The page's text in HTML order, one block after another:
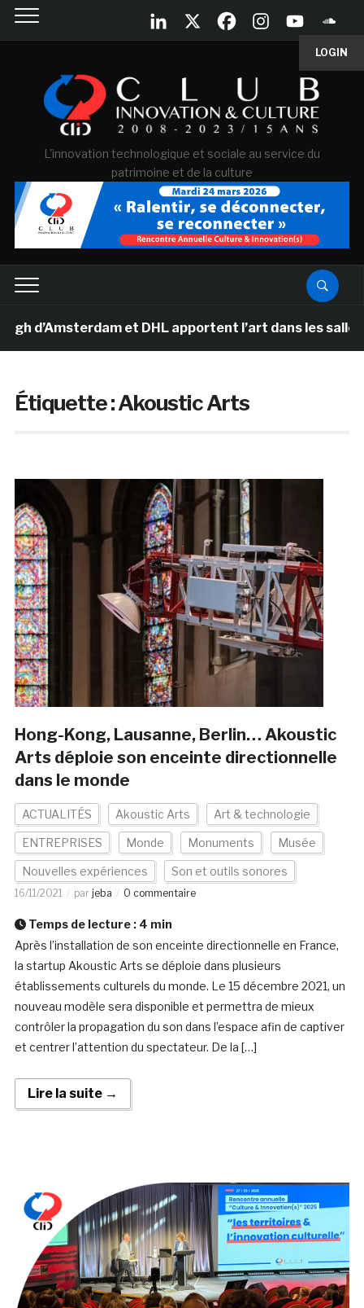
LOGIN
L'innovation technologique et sociale au service du
patrimoine et de la culture
d’Amsterdam et DHL apportent l’art dans les salles
Étiquette :Akoustic Arts
Hong-Kong, Lausanne, Berlin… Akoustic
Arts déploie son enceinte directionnelle
dans le monde
ACTUALITÉS Akoustic Arts Art & technologie
ENTREPRISES Monde Monuments Musée
Nouvelles expériences Son et outils sonores
16/11/2021 par jeba 0 commentaire
Temps de lecture : 4 min
Après l’installation de son enceinte directionnelle en France,
la startup Akoustic Arts se déploie dans plusieurs
établissements culturels du monde. Le 15 décembre 2021, un
nouveau modèle sera disponible et permettra de mieux
contrôler la propagation du son dans l’espace afin de captiver
et centrer l’attention du spectateur. De la […]
Lire la suite →